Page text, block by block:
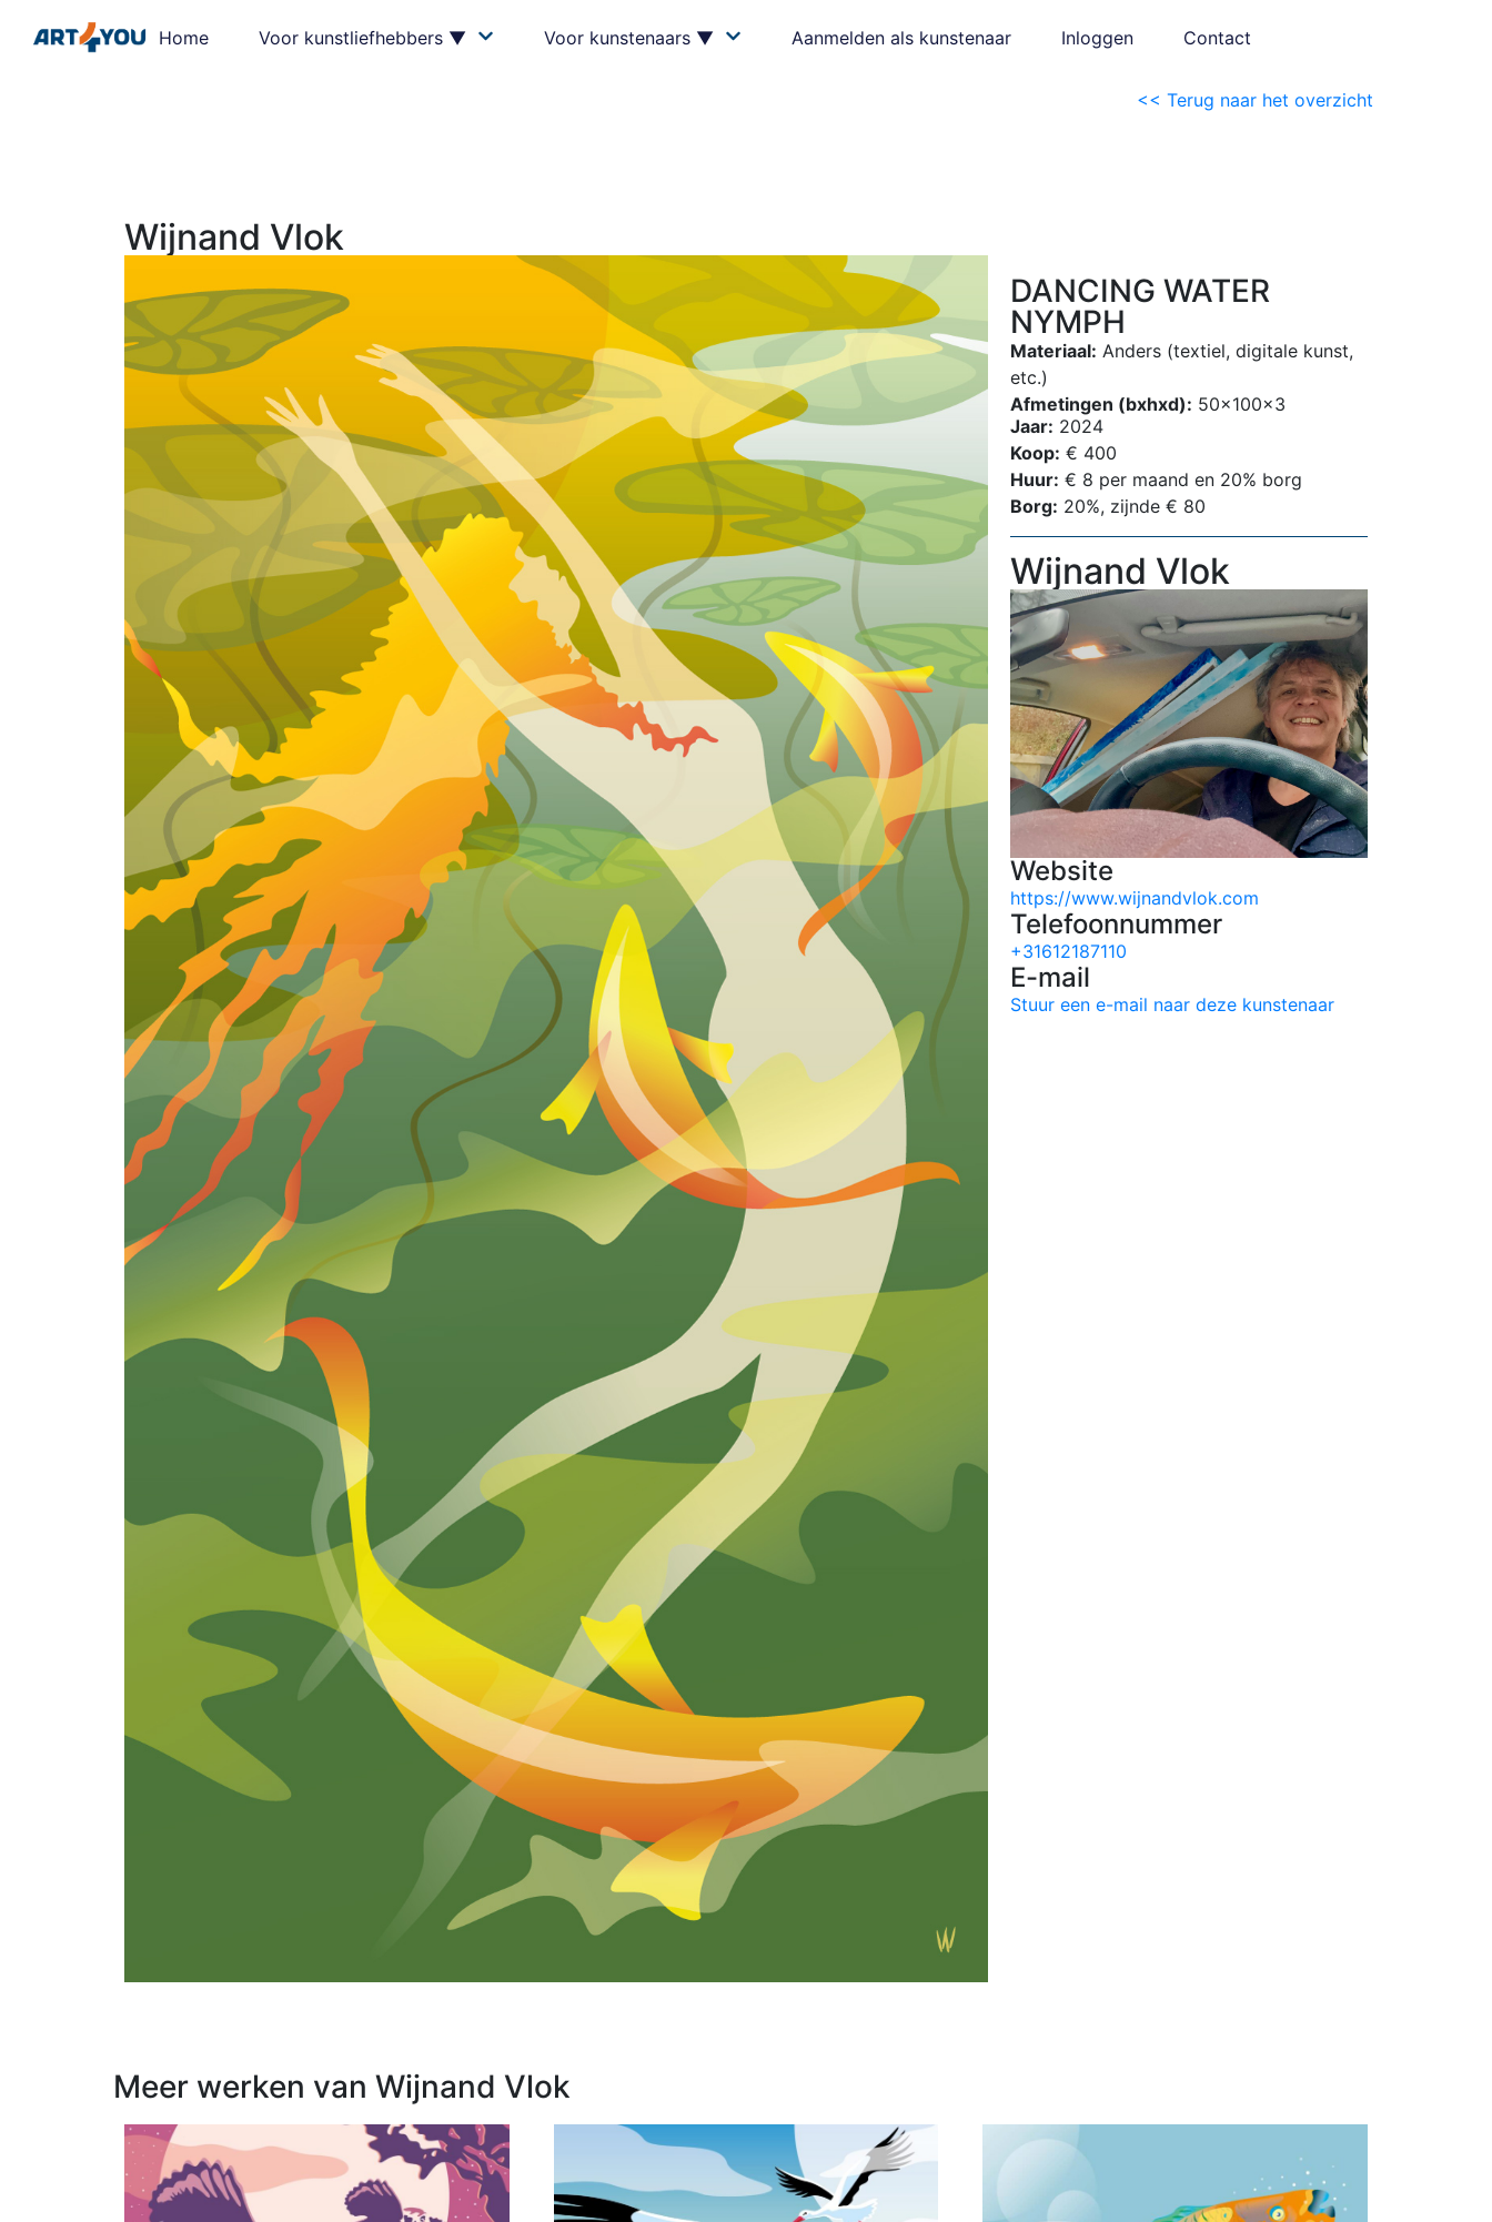
Home Voor kunstliefhebbers ▼ Voor kunstenaars ▼ Aanmelden als kunstenaar Inloggen Contact
<< Terug naar het overzicht
Wijnand Vlok
DANCING WATER
NYMPH
Materiaal: Anders (textiel, digitale kunst,
etc.)
Afmetingen (bxhxd): 50x100x3
Jaar: 2024
Koop: € 400
Huur: € 8 per maand en 20% borg
Borg: 20%, zijnde € 80
Wijnand Vlok
Website
https://www.wijnandvlok.com
Telefoonnummer
+31612187110
E-mail
Stuur een e-mail naar deze kunstenaar
Meer werken van Wijnand Vlok